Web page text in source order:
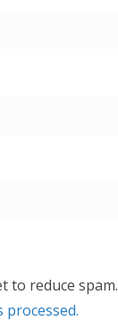
to reduce spam.
processed.